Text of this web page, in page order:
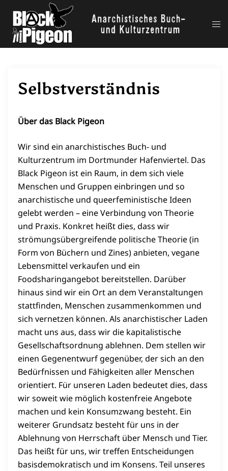
Inhalt
springen
Selbstverständnis
Über das Black Pigeon
Wir sind ein anarchistisches Buch- und
Kulturzentrum im Dortmunder Hafenviertel. Das
Black Pigeon ist ein Raum, in dem sich viele
Menschen und Gruppen einbringen und so
anarchistische und queerfeministische Ideen
gelebt werden – eine Verbindung von Theorie
und Praxis. Konkret heißt dies, dass wir
strömungsübergreifende politische Theorie (in
Form von Büchern und Zines) anbieten, vegane
Lebensmittel verkaufen und ein
Foodsharingangebot bereitstellen. Darüber
hinaus sind wir ein Ort an dem Veranstaltungen
stattfinden, Menschen zusammenkommen und
sich vernetzen können. Als anarchistischer Laden
macht uns aus, dass wir die kapitalistische
Gesellschaftsordnung ablehnen. Dem stellen wir
einen Gegenentwurf gegenüber, der sich an den
Bedürfnissen und Fähigkeiten aller Menschen
orientiert. Für unseren Laden bedeutet dies, dass
wir soweit wie möglich kostenfreie Angebote
machen und kein Konsumzwang besteht. Ein
weiterer Grundsatz besteht für uns in der
Ablehnung von Herrschaft über Mensch und Tier.
Das heißt für uns, wir treffen Entscheidungen
basisdemokratisch und im Konsens. Teil unseres